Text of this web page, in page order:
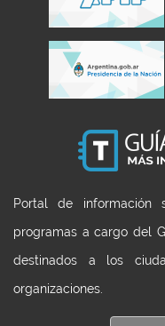
Portal de información
programas a cargo del
destinados a los
organizaciones.